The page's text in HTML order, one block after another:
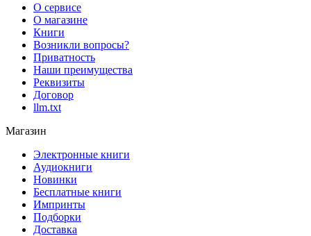
О сервисе
О магазине
Книги
Возникли вопросы?
Приватность
Наши преимущества
Реквизиты
Договор
llm.txt
Магазин
Электронные книги
Аудиокниги
Новинки
Бесплатные книги
Импринты
Подборки
Доставка